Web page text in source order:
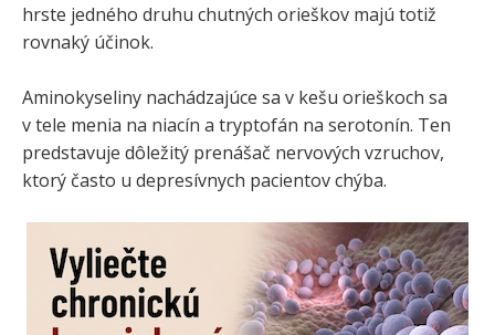
hrste jedného druhu chutných orieškov majú totiž
rovnaký účinok.
Aminokyseliny nachádzajúce sa v kešu orieškoch sa
v tele menia na niacín a tryptofán na serotonín. Ten
predstavuje dôležitý prenášač nervových vzruchov,
ktorý často u depresívnych pacientov chýba.